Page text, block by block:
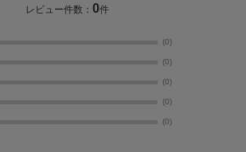
レビュー件数：0件
(0)
(0)
(0)
(0)
(0)